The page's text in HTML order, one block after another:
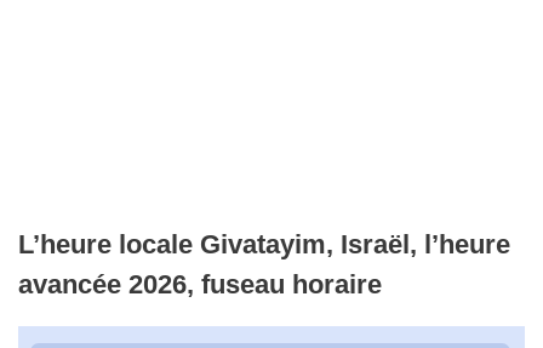
L’heure locale Givatayim, Israël, l’heure
avancée 2026, fuseau horaire